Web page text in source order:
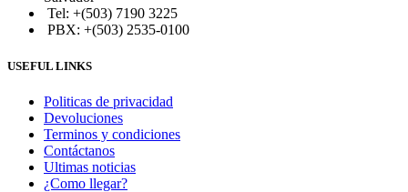
Tel: +(503) 7190 3225
PBX: +(503) 2535-0100
USEFUL LINKS
Politicas de privacidad
Devoluciones
Terminos y condiciones
Contáctanos
Ultimas noticias
¿Como llegar?